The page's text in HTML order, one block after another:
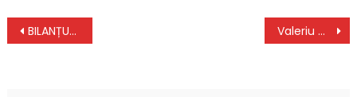
Navigare
BILANȚUL VACCINĂRII. Peste 32.000 de persoane s-au vaccinat în ultimele 24 de ore în România Valeriu Gheorghiță: „Vaccinarea obligatorie trebuie să rămână o ultimă măsură dacă toate celelalte eșuează”